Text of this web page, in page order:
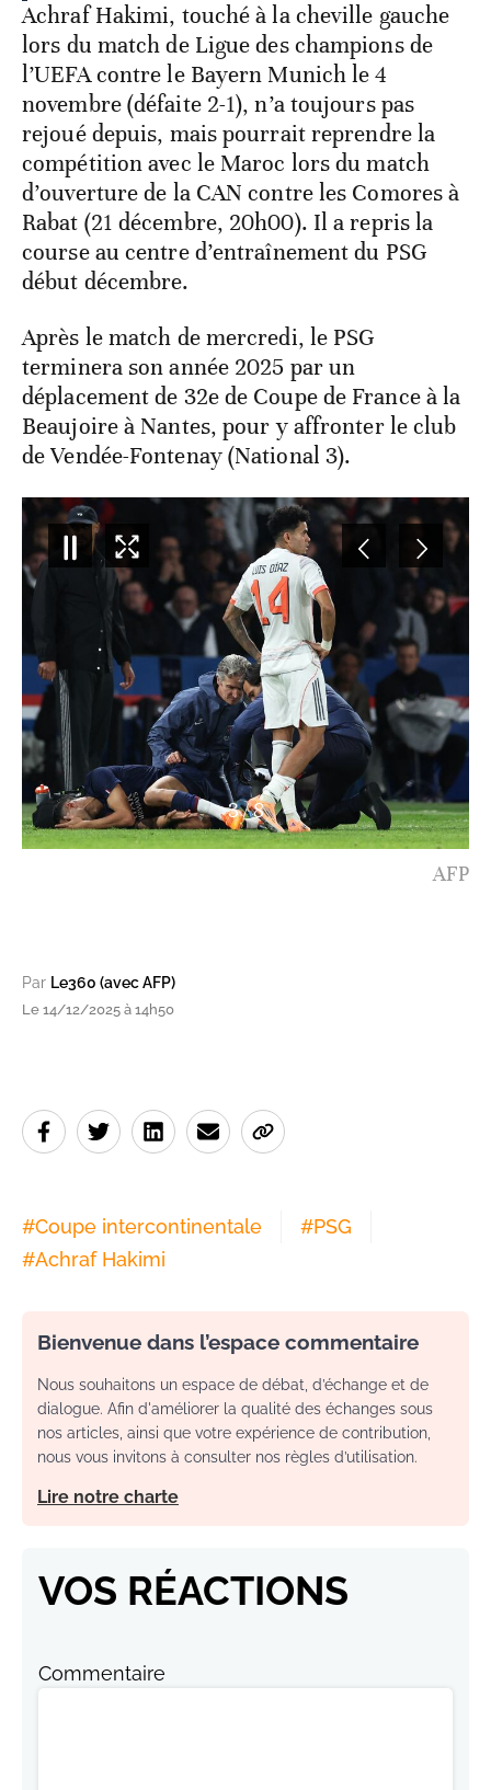
Achraf Hakimi, touché à la cheville gauche
lors du match de Ligue des champions de
l’UEFA contre le Bayern Munich le 4
novembre (défaite 2-1), n’a toujours pas
rejoué depuis, mais pourrait reprendre la
compétition avec le Maroc lors du match
d’ouverture de la CAN contre les Comores à
Rabat (21 décembre, 20h00). Il a repris la
course au centre d’entraînement du PSG
début décembre.
Après le match de mercredi, le PSG
terminera son année 2025 par un
déplacement de 32e de Coupe de France à la
Beaujoire à Nantes, pour y affronter le club
de Vendée-Fontenay (National 3).
3/8
AFP
Par Le360 (avec AFP)
Le 14/12/2025 à 14h50
#Coupe intercontinentale #PSG
#Achraf Hakimi
Bienvenue dans l’espace commentaire
Nous souhaitons un espace de débat, d’échange et de
dialogue. Afin d'améliorer la qualité des échanges sous
nos articles, ainsi que votre expérience de contribution,
nous vous invitons à consulter nos règles d’utilisation.
Lire notre charte
VOS RÉACTIONS
Commentaire